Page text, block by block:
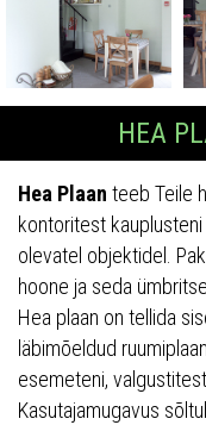
HEA
Hea Plaan teeb Teile
kontoritest
olevatel objektidel.
hoone ja seda
Hea plaan on tellida
läbimõeldud
esemeteni,
Kasutajamugavus